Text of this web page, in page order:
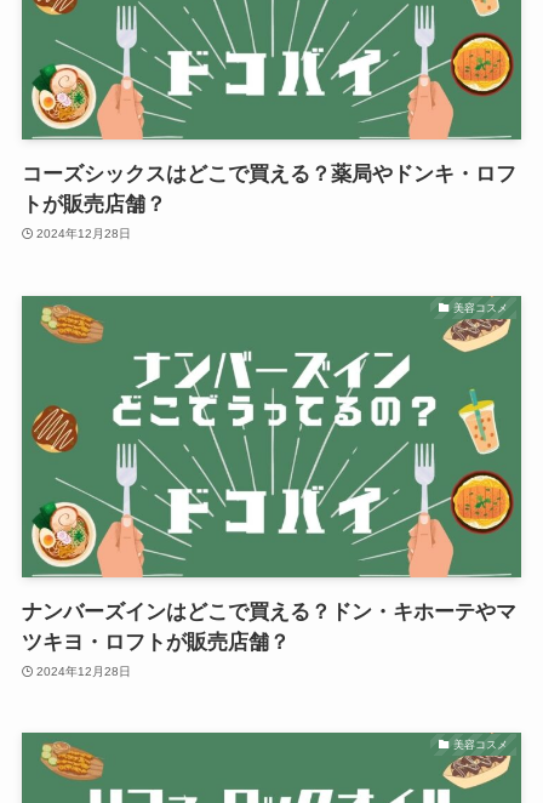
コーズシックスはどこで買える？薬局やドンキ・ロフ
トが販売店舗？
2024年12月28日
美容コスメ
ナンバーズインはどこで買える？ドン・キホーテやマ
ツキヨ・ロフトが販売店舗？
2024年12月28日
美容コスメ